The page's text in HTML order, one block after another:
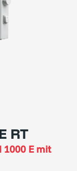
RT
1000 E mit